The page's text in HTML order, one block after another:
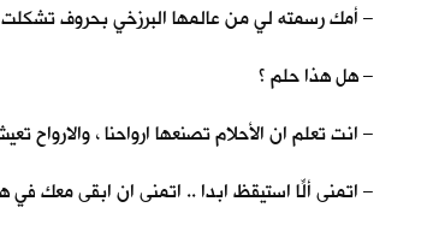
– أمك رسمته لي من عالمها البرزخي بحروف
– هل هذا حلم ؟
– انت تعلم ان الأحلام تصنعها ارواحنا ، والارواح
– اتمنى ألّا استيقظ ابدا .. اتمنى ان ابقى معكِ في